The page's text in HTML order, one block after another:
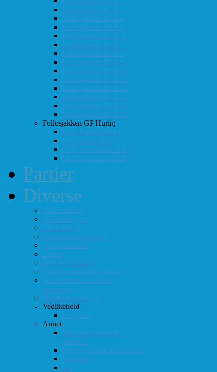
Follosjakken BGP 3
Follosjakken BGP 4
Follosjakken BGP 5
Follosjakken BGP 6
Follosjakken BGP 7
Follosjakken BGP 8
Follosjakken BGP 9
Follosjakken BGP 10
Follosjakken BGP 11
Follosjakken BGP 12
Follosjakken BGP 13
Follosjakken BGP 14
Follosjakken BGP 15
Follosjakken GP Hurtig
#1 (24. mars 2018)
#2 (19. mai 2018)
#3 (8. september 2018)
#4 (13. oktober 2018)
Partier
Diverse
Støtteordning
Sjakkrating.no
FIDE-rating
Follo-kombinasjoner
Grasrotandelen
Linker
DVD-er til utlån
Virtuell sjakklubb (lichess)
Førsteplasser i eksterne
turneringer
Hedersbevisninger
Vedlikehold
Logg inn
Annet
Ikke helt som andre
muséer...
Intervju klubbmester 2013
Skjemaer
test